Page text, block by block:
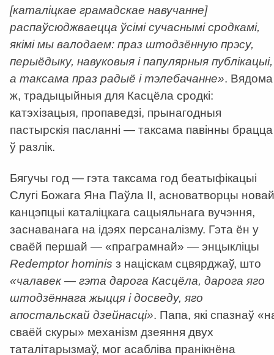
[каталіцкае грамадскае навучанне]
распаўсюджваецца ўсімі сучаснымі сродкамі,
якімі мы валодаем: праз штодзённую прэсу,
перыёдыку, навуковыя і папулярныя публікацыі,
а таксама праз радыё і тэлебачанне». Вядома
ж, традыцыйныя для Касцёла сродкі:
катэхізацыя, пропаведзі, прынагодныя
пастырскія пасланні — таксама павінны брацца
ў разлік.
Бягучы год — гэта таксама год беатыфікацыі
Слугі Божага Яна Паўла ІІ, асноватворцы новай
канцэпцыі каталіцкага сацыяльнага вучэння,
заснаванага на ідэях персаналізму. Гэта ён у
сваёй першай — «праграмнай» — энцыкліцы
Redemptor hominis з націскам сцвярджаў, што
«чалавек — гэта дарога Касцёла, дарога яго
штодзённага жыцця і досведу, яго
апостальскай дзейнасці». Папа, які спазнаў
сваёй скуры» механізм дзеяння двух
таталітарызмаў, мог асабліва пранікнёна